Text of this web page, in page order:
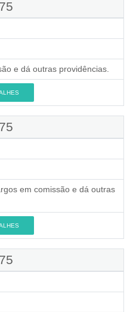
e dá outras providências.
em comissão e dá outras